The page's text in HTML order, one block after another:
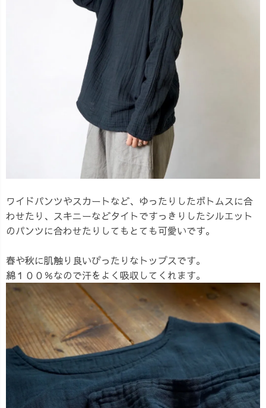
ワイドパンツやスカートなど、ゆったりしたボトムスに合
わせたり、スキニーなどタイトですっきりしたシルエット
のパンツに合わせたりしてもとても可愛いです。
春や秋に肌触り良いぴったりなトップスです。
綿１００％なので汗をよく吸収してくれます。